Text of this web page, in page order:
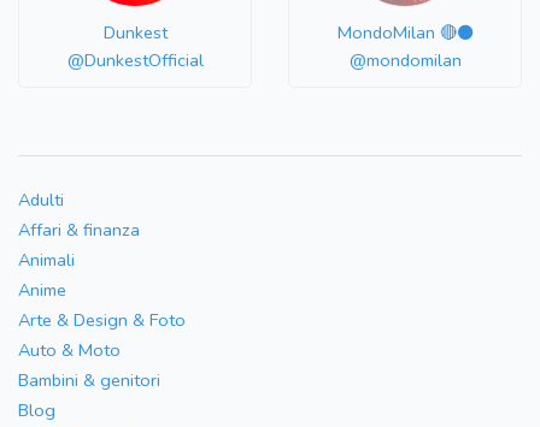
Dunkest
@DunkestOfficial
MondoMilan 🔴⚫️
@mondomilan
Adulti
Affari & finanza
Animali
Anime
Arte & Design & Foto
Auto & Moto
Bambini & genitori
Blog